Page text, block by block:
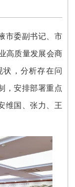
委副书记、市
高质量发展会商
，分析存在问
，安排部署重点
维国、张力、王